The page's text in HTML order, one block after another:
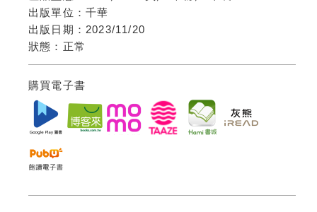
出版單位： 千華
出版日期： 2023/11/20
狀態： 正常
購買電子書